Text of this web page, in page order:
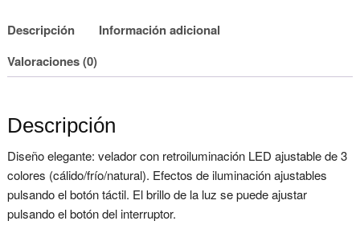
Descripción
Información adicional
Valoraciones (0)
Descripción
Diseño elegante: velador con retroiluminación LED ajustable de 3
colores (cálido/frío/natural). Efectos de iluminación ajustables
pulsando el botón táctil. El brillo de la luz se puede ajustar
pulsando el botón del interruptor.